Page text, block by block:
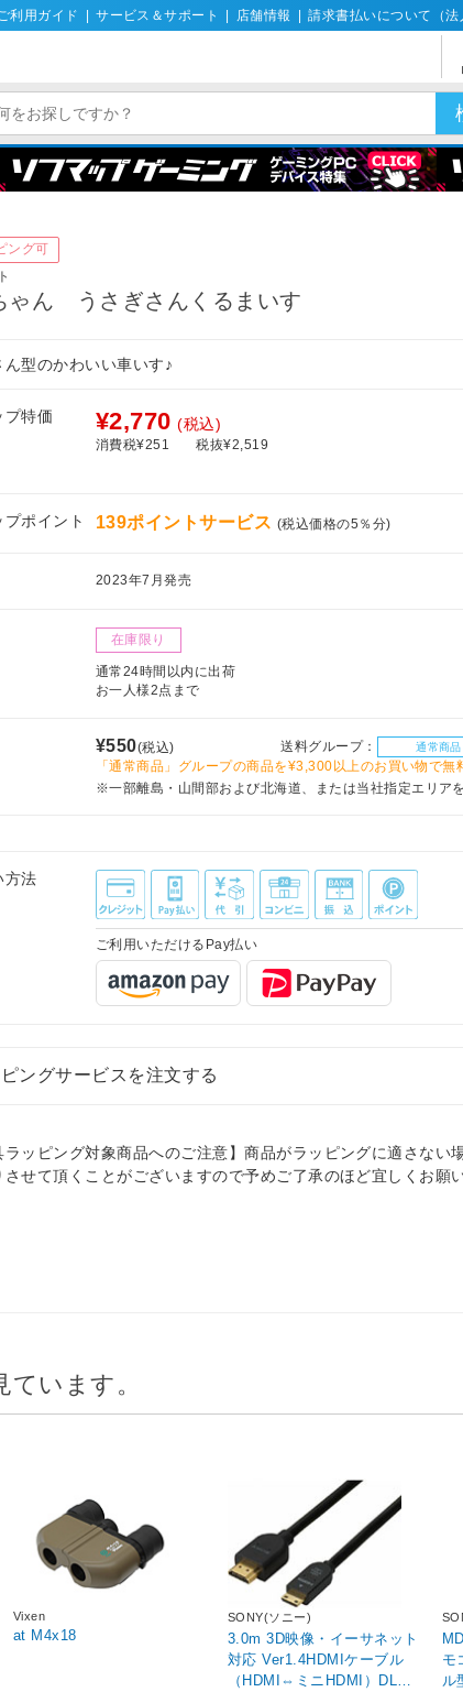
利用ガイド サービス＆サポート 店舗情報 請求書払いについて（法
ング可
ゃん うさぎさんくるまいす
ん型のかわいい車いす♪
プ特価 ¥2,770 (税込)
消費税¥251 税抜¥2,519
プポイント 139ポイントサービス (税込価格の5％分)
2023年7月発売
在庫限り
通常24時間以内に出荷
お一人様2点まで
¥550(税込) 送料グループ： 通常商品
「通常商品」グループの商品を¥3,300以上のお買い物で無
※一部離島・山間部および北海道、または当社指定エリア
方法
ご利用いただけるPay払い
ングサービスを注文する
ッピング対象商品へのご注意】商品がラッピングに適さない
させて頂くことがございますので予めご了承のほど宜しくお願
います。
Vixen
at M4x18
SONY(ソニー)
3.0m 3D映像・イーサネット
対応 Ver1.4HDMIケーブル
（HDMI⇔ミニHDMI）DLC-
モ
ル